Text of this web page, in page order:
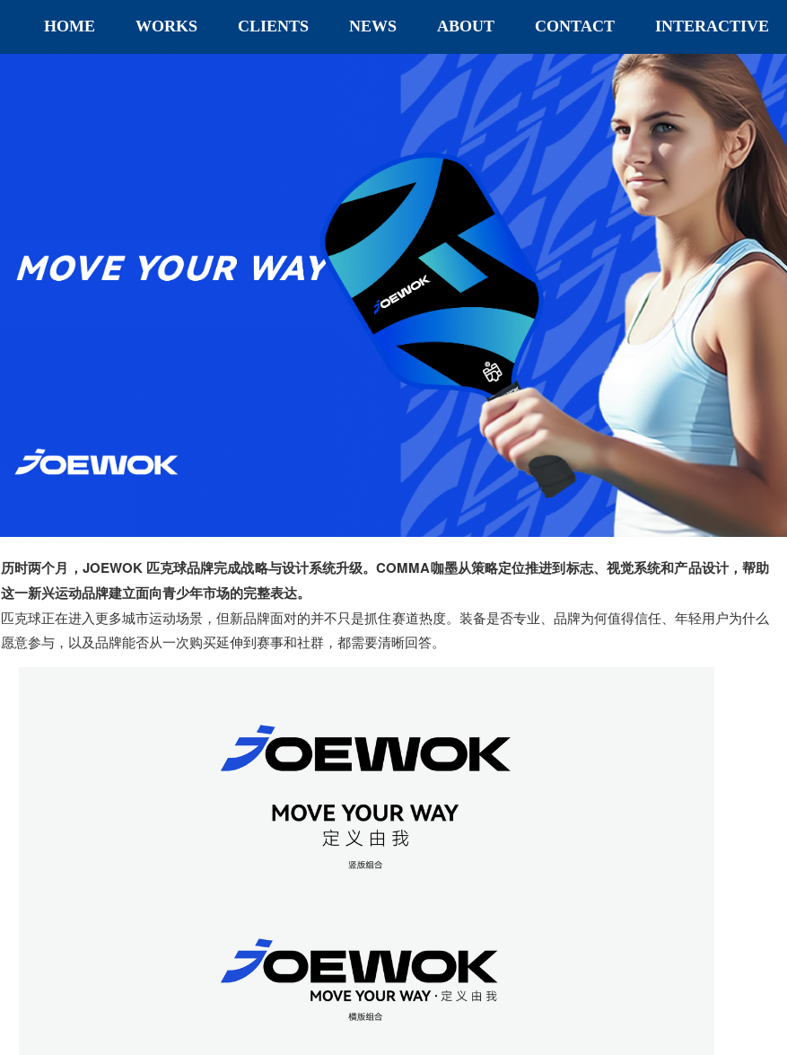
HOME WORKS CLIENTS NEWS ABOUT CONTACT INTERACTIVE
历时两个月，JOEWOK 匹克球品牌完成战略与设计系统升级。COMMA咖墨从策略定位推进到标志、视觉系统和产品设计，帮助
这一新兴运动品牌建立面向青少年市场的完整表达。
匹克球正在进入更多城市运动场景，但新品牌面对的并不只是抓住赛道热度。装备是否专业、品牌为何值得信任、年轻用户为什么
愿意参与，以及品牌能否从一次购买延伸到赛事和社群，都需要清晰回答。